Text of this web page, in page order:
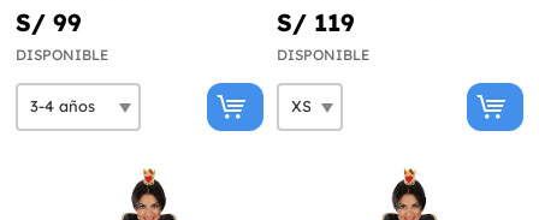
S/ 99
DISPONIBLE
S/ 119
DISPONIBLE